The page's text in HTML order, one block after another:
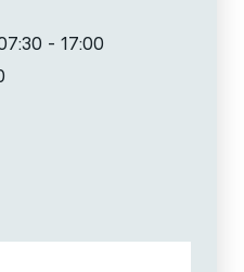
- 17:00